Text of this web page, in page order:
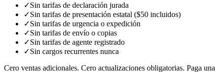
✓Sin tarifas de declaración jurada
✓Sin tarifas de presentación estatal ($50 incluidos)
✓Sin tarifas de urgencia o expedición
✓Sin tarifas de envío o copias
✓Sin tarifas de agente registrado
✓Sin cargos recurrentes nunca
Cero ventas adicionales. Cero actualizaciones obligatorias. Paga una